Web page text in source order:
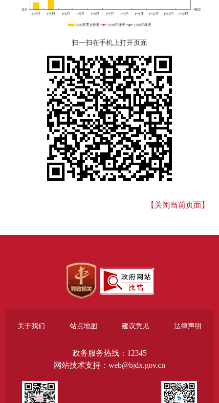
扫一扫在手机上打开页面
【关闭当前页面】
关于我们 站点地图 建议意见 法律声明
政务服务热线：12345
网站技术支持：web@bjdx.gov.cn